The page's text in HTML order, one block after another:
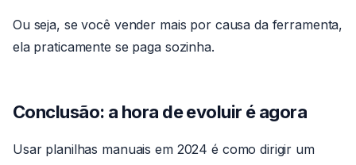
Ou seja, se você vender mais por causa da ferramenta,
ela praticamente se paga sozinha.
Conclusão: a hora de evoluir é agora
Usar planilhas manuais em 2024 é como dirigir um